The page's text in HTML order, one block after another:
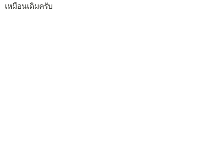
เหมือนเดิมครับ